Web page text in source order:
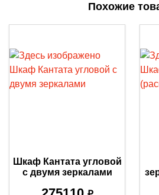
Похожие
Шкаф Кантата угловой
с двумя зеркалами